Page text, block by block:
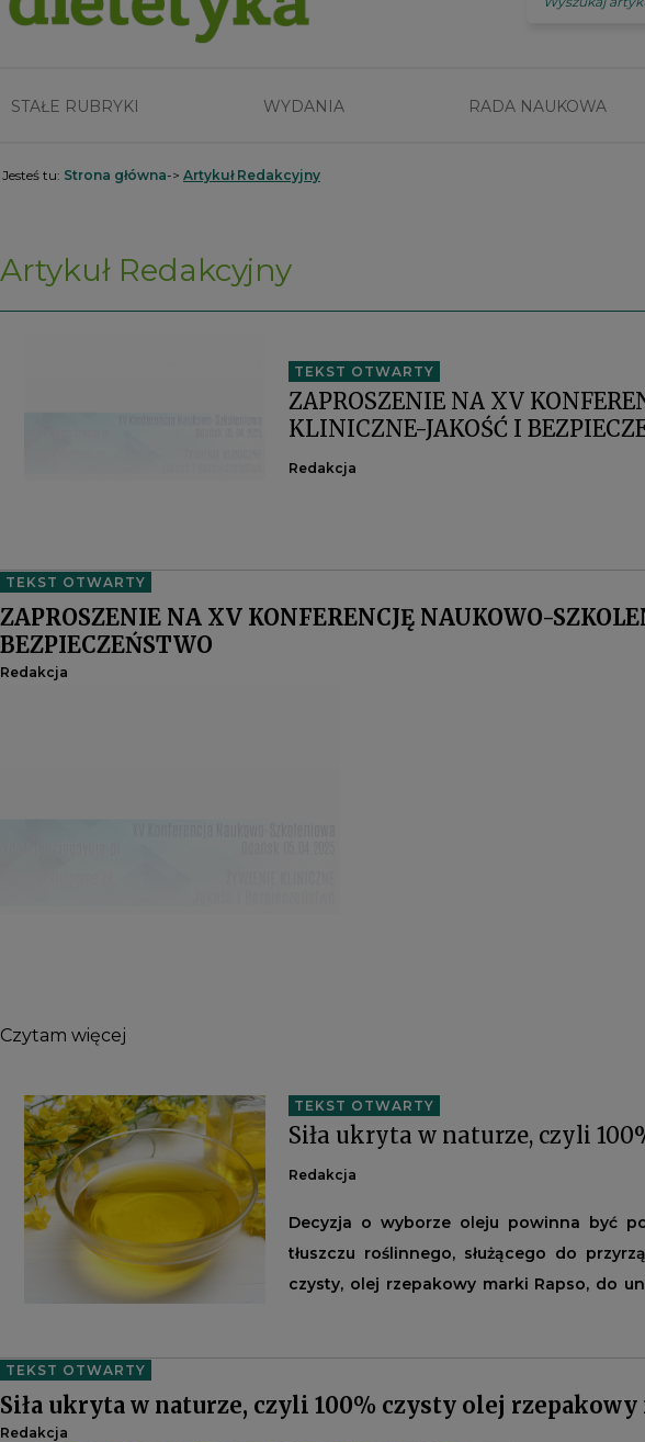
STAŁE RUBRYKI WYDANIA RADA NAUKOWA
Jesteś tu: Strona główna-> Artykuł Redakcyjny
Artykuł Redakcyjny
TEKST OTWARTY
ZAPROSZENIE NA XV
KLINICZNE-JAKOŚĆ I
Redakcja
TEKST OTWARTY
ZAPROSZENIE NA XV KONFERENCJĘ NAUKOWO-
BEZPIECZEŃSTWO
Redakcja
Czytam więcej
TEKST OTWARTY
Siła ukryta w naturze, czyli
Redakcja
Decyzja o wyborze oleju powinna być
tłuszczu roślinnego, służącego do
czysty, olej rzepakowy marki Rapso, do
kwasów tłuszczowych oraz witaminy
TEKST OTWARTY
Siła ukryta w naturze, czyli 100% czysty olej rzepakowy
Redakcja